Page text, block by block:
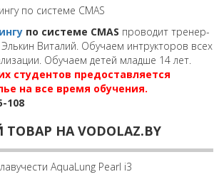
по системе CMAS проводит тренер-
Элькин Виталий. Обучаем интрукторов всех
Обучаем детей младше 14 лет.
студентов предоставляется
на все время обучения.
108
НА VODOLAZ.BY